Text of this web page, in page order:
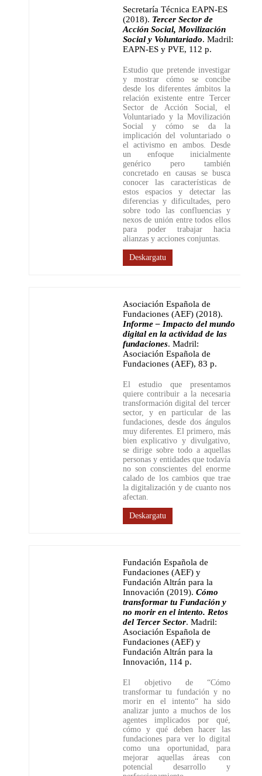
Secretaría Técnica EAPN-ES
(2018). Tercer Sector de
Acción Social, Movilización
Social y Voluntariado. Madril:
EAPN-ES y PVE, 112 p.
Estudio que pretende investigar
y mostrar cómo se concibe
desde los diferentes ámbitos la
relación existente entre Tercer
Sector de Acción Social, el
Voluntariado y la Movilización
Social y cómo se da la
implicación del voluntariado o
el activismo en ambos. Desde
un enfoque inicialmente
genérico pero también
concretado en causas se busca
conocer las características de
estos espacios y detectar las
diferencias y dificultades, pero
sobre todo las confluencias y
nexos de unión entre todos ellos
para poder trabajar hacia
alianzas y acciones conjuntas.
Deskargatu
Asociación Española de
Fundaciones (AEF) (2018).
Informe – Impacto del mundo
digital en la actividad de las
fundaciones. Madril:
Asociación Española de
Fundaciones (AEF), 83 p.
El estudio que presentamos
quiere contribuir a la necesaria
transformación digital del tercer
sector, y en particular de las
fundaciones, desde dos ángulos
muy diferentes. El primero, más
bien explicativo y divulgativo,
se dirige sobre todo a aquellas
personas y entidades que todavía
no son conscientes del enorme
calado de los cambios que trae
la digitalización y de cuanto nos
afectan.
Deskargatu
Fundación Española de
Fundaciones (AEF) y
Fundación Altrán para la
Innovación (2019). Cómo
transformar tu Fundación y
no morir en el intento. Retos
del Tercer Sector. Madril:
Asociación Española de
Fundaciones (AEF) y
Fundación Altrán para la
Innovación, 114 p.
El objetivo de “Cómo
transformar tu fundación y no
morir en el intento“ ha sido
analizar junto a muchos de los
agentes implicados por qué,
cómo y qué deben hacer las
fundaciones para ver lo digital
como una oportunidad, para
mejorar aquellas áreas con
potencial desarrollo y